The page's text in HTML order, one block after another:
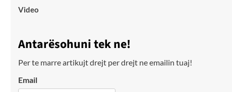
Video
Antarësohuni tek ne!
Per te marre artikujt drejt per drejt ne emailin tuaj!
Email